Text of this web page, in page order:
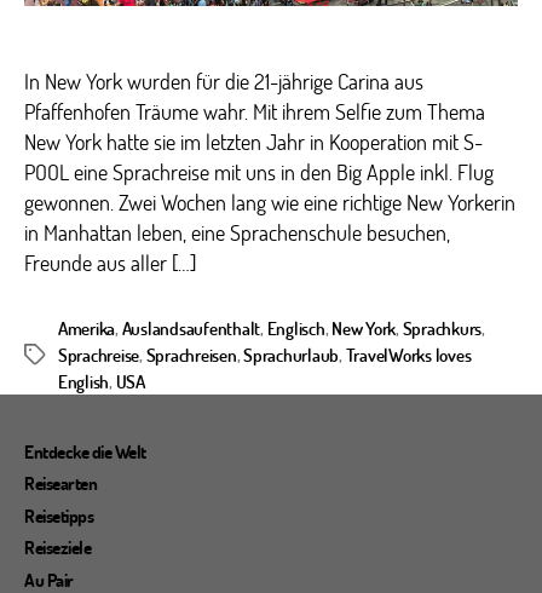
–
In New York wurden für die 21-jährige Carina aus
Pfaffenhofen Träume wahr. Mit ihrem Selfie zum Thema
New York hatte sie im letzten Jahr in Kooperation mit S-
POOL eine Sprachreise mit uns in den Big Apple inkl. Flug
gewonnen. Zwei Wochen lang wie eine richtige New Yorkerin
in Manhattan leben, eine Sprachenschule besuchen,
Freunde aus aller […]
Schlagwörter
Amerika, Auslandsaufenthalt, Englisch, New York, Sprachkurs,
Sprachreise, Sprachreisen,Sprachurlaub, TravelWorks loves
English, USA
Entdecke die Welt
Reisearten
Reisetipps
Reiseziele
Au Pair